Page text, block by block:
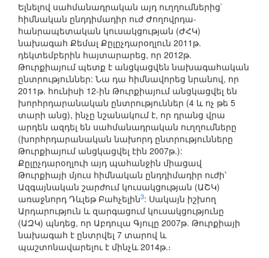
Ելնելով սահմանադրական այդ ուղղումներից`
հիմնական ընդդիմադիր ուժ Ժողովրդա-
հանրապետական կուսակցության (ԺՀԿ)
նախագահ Քեմալ Քըլըչդարօղլուն 2011թ.
դեկտեմբերին հայտարարեց, որ 2012թ.
Թուրքիայում պետք է անցկացվեն նախագահական
ընտրություններ: Նա դա հիմնավորեց նրանով, որ
2011թ. հունիսի 12-ին Թուրքիայում անցկացվել են
խորհրդարանական ընտրություններ (4 և ոչ թե 5
տարի անց), ինչը նշանակում է, որ դրանց վրա
արդեն ազդել են սահմանադրական ուղղումները
(խորհրդարանական նախորդ ընտրությունները
Թուրքիայում անցկացվել էին 2007թ.):
Քըլըչդարօղլուի այդ պահանջին միացավ
Թուրքիայի մյուս հիմնական ընդդիմադիր ուժի՝
Ազգայնական շարժում կուսակցության (ԱՇԿ)
առաջնորդ Դևլեթ Բահչելին3: Սակայն իշխող
Արդարություն և զարգացում կուսակցությունը
(ԱԶԿ) պնդեց, որ Աբդուլա Գյուլը 2007թ. Թուրքիայի
նախագահ է ընտրվել 7 տարով և
պաշտոնավարելու է մինչև 2014թ.։